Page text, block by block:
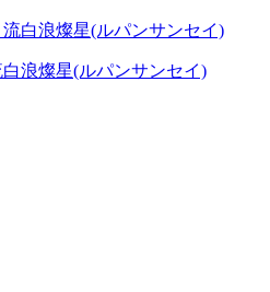
浪燦星(ルパンサンセイ)